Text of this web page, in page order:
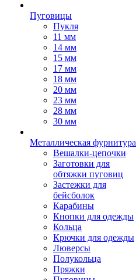
Пуговицы
Пукля
11 мм
14 мм
15 мм
17 мм
18 мм
20 мм
23 мм
28 мм
30 мм
Металлическая фурнитура
Вешалки-цепочки
Заготовки для
обтяжки пуговиц
Застежки для
бейсболок
Карабины
Кнопки для одежды
Кольца
Крючки для одежды
Люверсы
Полукольца
Пряжки